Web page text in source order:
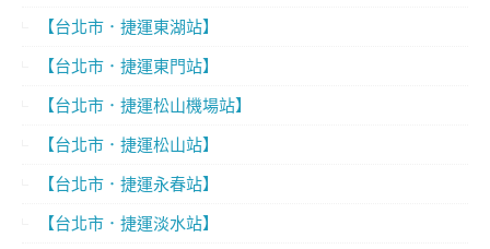
【台北市．捷運東湖站】
【台北市．捷運東門站】
【台北市．捷運松山機場站】
【台北市．捷運松山站】
【台北市．捷運永春站】
【台北市．捷運淡水站】